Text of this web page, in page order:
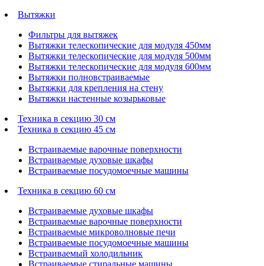
Вытяжки
Фильтры для вытяжек
Вытяжки телескопические для модуля 450мм
Вытяжки телескопические для модуля 500мм
Вытяжки телескопические для модуля 600мм
Вытяжки полновстраиваемые
Вытяжки для крепления на стену
Вытяжки настенные козырьковые
Техника в секцию 30 см
Техника в секцию 45 см
Встраиваемые варочные поверхности
Встраиваемые духовые шкафы
Встраиваемые посудомоечные машины
Техника в секцию 60 см
Встраиваемые духовые шкафы
Встраиваемые варочные поверхности
Встраиваемые микроволновые печи
Встраиваемые посудомоечные машины
Встраиваемый холодильник
Встраиваемые стиральные машины